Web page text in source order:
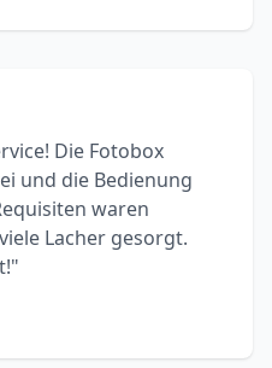
Die Fotobox
und die Bedienung
waren
Lacher gesorgt.